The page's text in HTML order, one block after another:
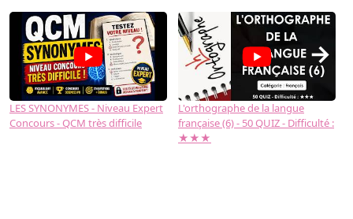
LES SYNONYMES - Niveau Expert
Concours - QCM très difficile
L'orthographe de la langue
française (6) - 50 QUIZ - Difficulté :
★★★
→